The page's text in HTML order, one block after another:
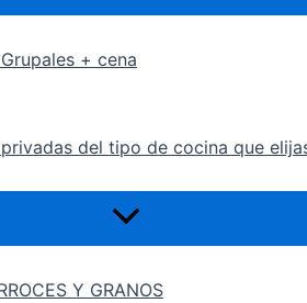
+ cena
del tipo de cocina que
Y GRANOS